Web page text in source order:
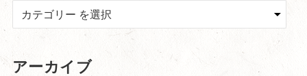
アーカイブ